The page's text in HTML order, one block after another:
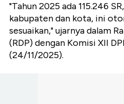
"Tahun 2025 ada 115.246
kabupaten dan kota, ini
sesuaikan," ujarnya dalam
(RDP) dengan Komisi XII
(24/11/2025).